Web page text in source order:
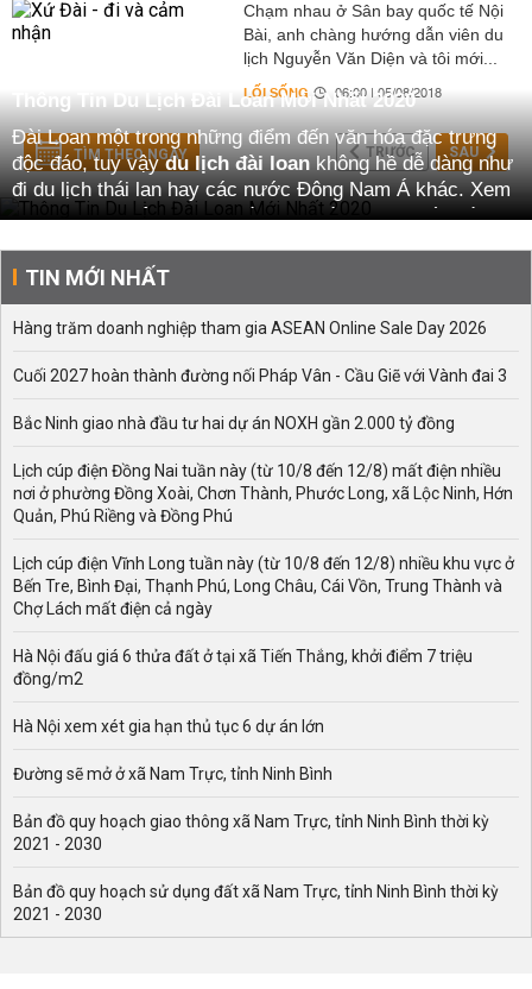
Chạm nhau ở Sân bay quốc tế Nội
Bài, anh chàng hướng dẫn viên du
lịch Nguyễn Văn Diện và tôi mới...
LỐI SỐNG 06:00 | 05/08/2018
TÌM THEO NGÀY TRƯỚC SAU
Thông Tin Du Lịch Đài Loan Mới Nhất 2020
Đài Loan một trong những điểm đến văn hóa đặc trưng
độc đáo, tuy vậydu lịch đài loankhông hề dễ dàng như
đi du lịch thái lan hay các nước Đông Nam Á khác. Xem
ngay kinh nghiệm du lịch đài loan, đài loan đi mùa nào
Du lịch Đài Loan nên đi mùa nào đẹp nhất?
Bạn không nên tới đây vào thời điểm tháng 7, 8 vì đây là
mùa mưa bão, không thích hợp cho việc du lịch một chút
nào. Thời điểm lý tưởng nhất để bạn tới Đài Loan có lẽ là
tiết khá thất thường.
Nếu bạn muốn tới Đài Loan để có thể chiêm ngưỡng vẻ
đẹp của những cây phong lá đỏ thì bạn có thể tới đây
vào mùa thu.
Kinh nghiệm đi du lịch đài loan tự túc
Đi du lịch đài loan cần visa không?
thời gian sắp tới sẽ cung cấp visa tiên tiến (e-visa) cho
công dân các nước Đông Nam Á trong đó có Việt Nam.
xem xét miễn visa nhập cảnh vào nước này, đối với một
Giá vé bay khứ hồi chuyến Hà Nội tới Đài Loan dao động
TP HCM tới Đài Loan có giá từ 2,8 triệu đến 5 triệu đồng.
Địa điểm lưu trú
TIN MỚI NHẤT
Hàng trăm doanh nghiệp tham gia ASEAN Online Sale Day 2026
Cuối 2027 hoàn thành đường nối Pháp Vân - Cầu Giẽ với Vành đai 3
Bắc Ninh giao nhà đầu tư hai dự án NOXH gần 2.000 tỷ đồng
Lịch cúp điện Đồng Nai tuần này (từ 10/8 đến 12/8) mất điện nhiều
nơi ở phường Đồng Xoài, Chơn Thành, Phước Long, xã Lộc Ninh, Hớn
Quản, Phú Riềng và Đồng Phú
Lịch cúp điện Vĩnh Long tuần này (từ 10/8 đến 12/8) nhiều khu vực ở
Bến Tre, Bình Đại, Thạnh Phú, Long Châu, Cái Vồn, Trung Thành và
Chợ Lách mất điện cả ngày
Hà Nội đấu giá 6 thửa đất ở tại xã Tiến Thắng, khởi điểm 7 triệu
đồng/m2
Hà Nội xem xét gia hạn thủ tục 6 dự án lớn
Đường sẽ mở ở xã Nam Trực, tỉnh Ninh Bình
Bản đồ quy hoạch giao thông xã Nam Trực, tỉnh Ninh Bình thời kỳ
2021 - 2030
Bản đồ quy hoạch sử dụng đất xã Nam Trực, tỉnh Ninh Bình thời kỳ
2021 - 2030